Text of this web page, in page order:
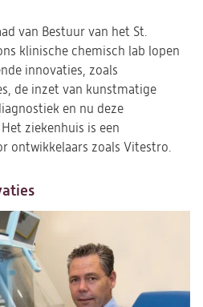
van Bestuur van het St.
klinische chemisch lab lopen
innovaties, zoals
de inzet van kunstmatige
en nu deze
Het ziekenhuis is een
ontwikkelaars zoals Vitestro.